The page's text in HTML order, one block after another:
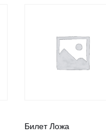
Билет Ложа